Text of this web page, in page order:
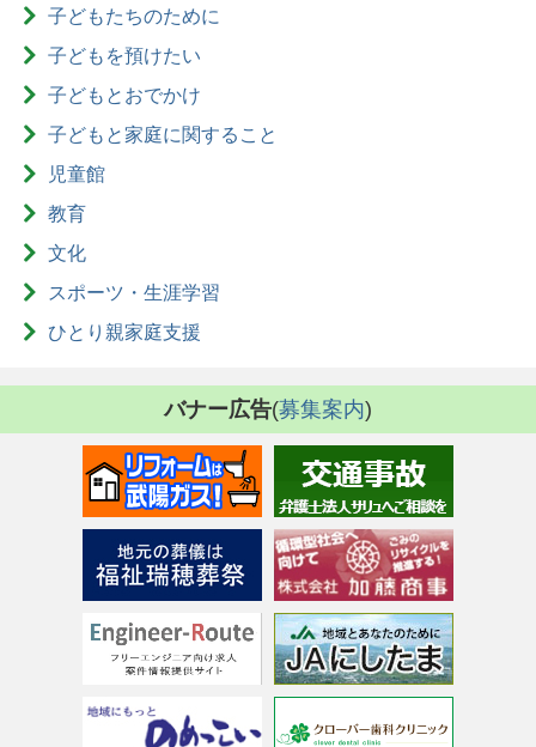
子どもたちのために
子どもを預けたい
子どもとおでかけ
子どもと家庭に関すること
児童館
教育
文化
スポーツ・生涯学習
ひとり親家庭支援
バナー広告(募集案内)